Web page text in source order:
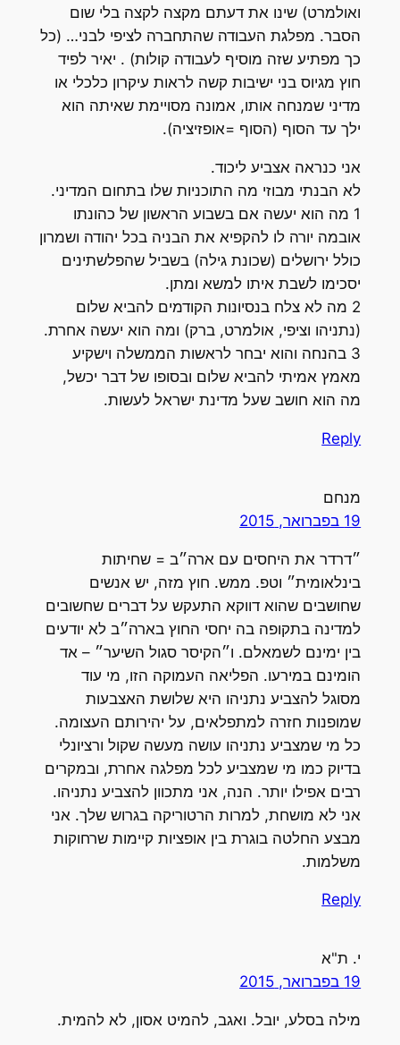
ואולמרט) שינו את דעתם מקצה לקצה בלי שום
הסבר. מפלגת העבודה שהתחברה לציפי לבני… (כל
כך מפתיע שזה מוסיף לעבודה קולות) . יאיר לפיד
חוץ מגיוס בני ישיבות קשה לראות עיקרון כלכלי או
מדיני שמנחה אותו, אמונה מסויימת שאיתה הוא
ילך עד הסוף (הסוף =אופזיציה).
אני כנראה אצביע ליכוד.
לא הבנתי מבוזי מה התוכניות שלו בתחום המדיני.
1 מה הוא יעשה אם בשבוע הראשון של כהונתו
אובמה יורה לו להקפיא את הבניה בכל יהודה ושמרון
כולל ירושלים (שכונת גילה) בשביל שהפלשתינים
יסכימו לשבת איתו למשא ומתן.
2 מה לא צלח בנסיונות הקודמים להביא שלום
(נתניהו וציפי, אולמרט, ברק) ומה הוא יעשה אחרת.
3 בהנחה והוא יבחר לראשות הממשלה וישקיע
מאמץ אמיתי להביא שלום ובסופו של דבר יכשל,
מה הוא חושב שעל מדינת ישראל לעשות.
Reply
מנחם
19 בפברואר, 2015
״דרדר את היחסים עם ארה״ב = שחיתות
בינלאומית״ וטפ. ממש. חוץ מזה, יש אנשים
שחושבים שהוא דווקא התעקש על דברים שחשובים
למדינה בתקופה בה יחסי החוץ בארה״ב לא יודעים
בין ימינם לשמאלם. ו״הקיסר סגול השיער״ – אד
הומינם במירעו. הפליאה העמוקה הזו, מי עוד
מסוגל להצביע נתניהו היא שלושת האצבעות
שמופנות חזרה למתפלאים, על יהירותם העצומה.
כל מי שמצביע נתניהו עושה מעשה שקול ורציונלי
בדיוק כמו מי שמצביע לכל מפלגה אחרת, ובמקרים
רבים אפילו יותר. הנה, אני מתכוון להצביע נתניהו.
אני לא מושחת, למרות הרטוריקה בגרוש שלך. אני
מבצע החלטה בוגרת בין אופציות קיימות שרחוקות
משלמות.
Reply
י. ת"א
19 בפברואר, 2015
מילה בסלע, יובל. ואגב, להמיט אסון, לא להמית.